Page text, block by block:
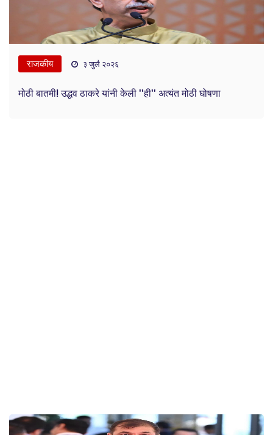
राजकीय ३ जुलै २०२६
मोठी बातमी! उद्धव ठाकरे यांनी केली ''ही'' अत्यंत मोठी घोषणा